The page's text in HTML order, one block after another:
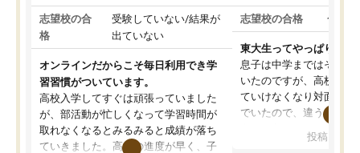
志望校の合
格
受験していない/結果が
出ていない
オンラインだからこそ毎日利用でき学
習習慣がついています。
高校入学してすぐは頑張っていました
が、部活動が忙しくなって学習時間が
取れなくなるとみるみると成績が落ち
ていきました。高校の進度が早く、子
志望校の合格 合格
東大生ってやっぱりすご
息子は中学まではそこそ
いたのですが、高校に入
ていけなくなり対面の塾
でいたので、違うアプロ
で、当初は模試でD判定
投稿日：